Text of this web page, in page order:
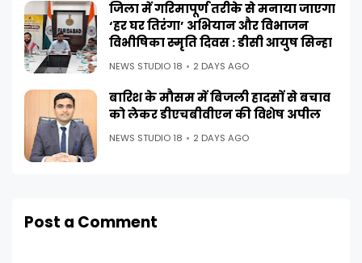
जिला में गरिमापूर्ण तरीके से मनाया जाएगा
‘हर घर तिरंगा’ अभियान और विभाजन
विभीषिका स्मृति दिवस : डीसी आयुष सिन्हा
NEWS STUDIO 18 2 DAYS AGO
बारिश के मौसम में बिजली हादसों से बचाव
को लेकर डीएचबीवीएन की विशेष अपील
NEWS STUDIO 18 2 DAYS AGO
Post a Comment